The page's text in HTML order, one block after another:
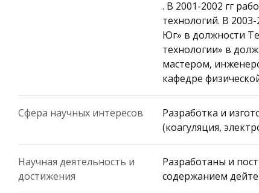
. В 2001-2002 гг
технологий. В
Юг» в должности
технологии» в
мастером,
кафедре
Сфера научных интересов
Разработка и
(коагуляция,
Научная деятельность и
достижения
Разработаны и
содержанием